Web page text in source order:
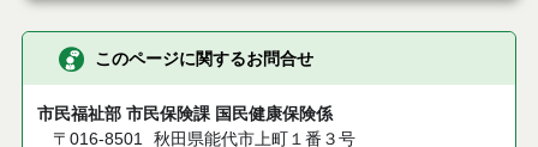
このページに関するお問合せ
市民福祉部 市民保険課 国民健康保険係
〒016-8501 秋田県能代市上町１番３号